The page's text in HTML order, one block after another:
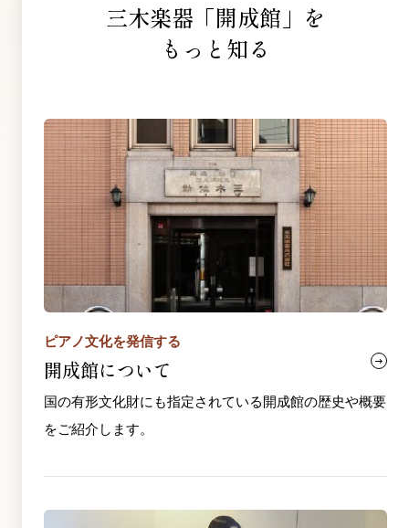
三木楽器「開成館」を
もっと知る
ピアノ文化を発信する
開成館について
国の有形文化財にも指定されている開成館の歴史や概要
をご紹介します。